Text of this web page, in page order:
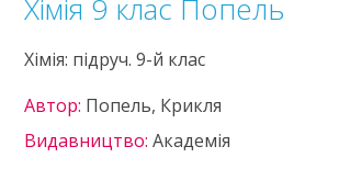
Хімія 9 клас Попель
Хімія: підруч. 9-й клас
Автор: Попель, Крикля
Видавництво:Академія